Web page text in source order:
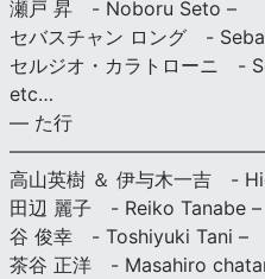
瀬戸 昇 - Noboru Seto –
セバスチャン ロング -
セルジオ・カラトローニ -
etc…
— た行
高山英樹 ＆ 伊与木一吉 -
田辺 麗子 - Reiko Tanabe –
谷 俊幸 - Toshiyuki Tani –
茶谷 正洋 - Masahiro